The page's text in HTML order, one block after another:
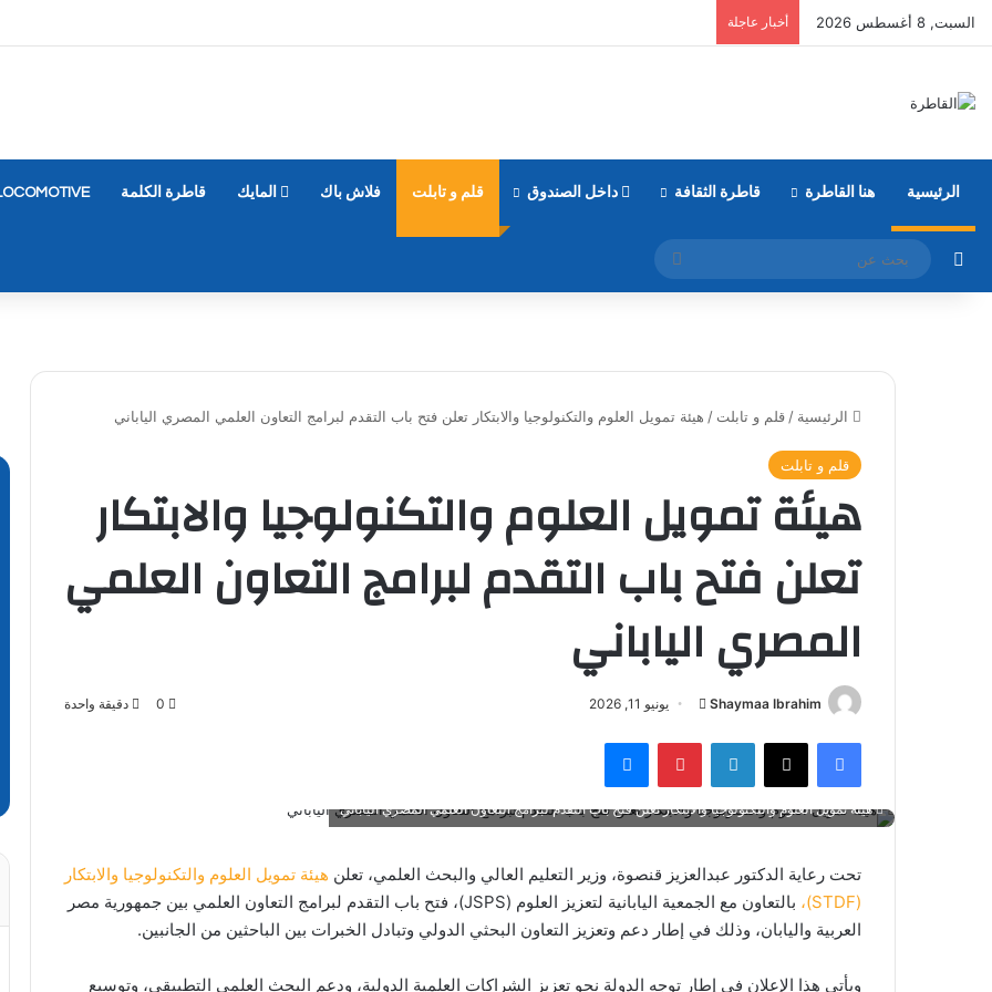
السبت, 8 أغسطس 2026 أخبار عاجلة
الرئيسية هنا القاطرة قاطرة الثقافة داخل الصندوق قلم و تابلت فلاش باك المايك قاطرة الكلمة
مقال عشوائي
بحث
عن
الرئيسية / قلم و تابلت / هيئة تمويل العلوم والتكنولوجيا والابتكار تعلن فتح باب التقدم لبرامج التعاون العلمي المصري الياباني
قلم و تابلت
هيئة تمويل العلوم والتكنولوجيا والابتكار
تعلن فتح باب التقدم لبرامج التعاون العلمي
المصري الياباني
Shaymaa Ibrahim
أرسل
إلكترونيا
يونيو 11, 2026 0 دقيقة واحدة
فيسبوك ‫X لينكدإن بينتيريستماسنجر
هيئة تمويل العلوم والتكنولوجيا والابتكار تعلن فتح باب التقدم لبرامج التعاون العلمي المصري الياباني
تحت رعاية الدكتور عبدالعزيز قنصوة، وزير التعليم العالي والبحث العلمي، تعلن هيئة تمويل العلوم والتكنولوجيا والابتكار
(STDF)،
بالتعاون مع الجمعية اليابانية لتعزيز العلوم (JSPS)، فتح باب التقدم لبرامج التعاون العلمي بين جمهورية مصر
العربية واليابان، وذلك في إطار دعم وتعزيز التعاون البحثي الدولي وتبادل الخبرات بين الباحثين من الجانبين.
ويأتي هذا الإعلان في إطار توجه الدولة نحو تعزيز الشراكات العلمية الدولية، ودعم البحث العلمي التطبيقي، وتوسيع